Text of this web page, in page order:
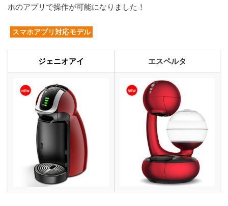
ホのアプリで操作が可能になりました！
スマホアプリ対応モデル
ジェニオアイ エスペルタ